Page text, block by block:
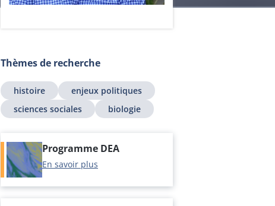
Thèmes de recherche
histoire
enjeux politiques
sciences sociales
biologie
Programme DEA
En savoir plus